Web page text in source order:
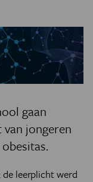
AGENDA
gaan
jongeren
leerplicht werd